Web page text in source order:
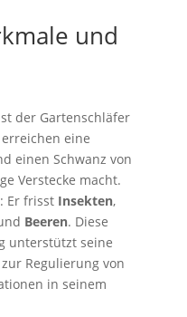
und
der Gartenschläfer
eine
einen Schwanz von
Verstecke macht.
Er frisst Insekten,
Beeren. Diese
unterstützt seine
Regulierung von
in seinem